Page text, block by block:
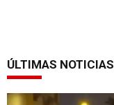
ÚLTIMAS NOTICIAS